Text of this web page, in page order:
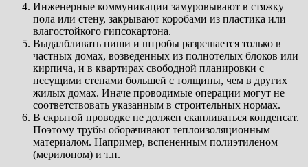
Инженерные коммуникации замуровывают в стяжку
пола или стену, закрывают коробами из пластика или
влагостойкого гипсокартона.
Выдалбливать ниши и штробы разрешается только в
частных домах, возведенных из полнотелых блоков или
кирпича, и в квартирах свободной планировки с
несущими стенами большей с толщины, чем в других
жилых домах. Иначе проводимые операции могут не
соответствовать указанным в строительных нормах.
В скрытой проводке не должен скапливаться конденсат.
Поэтому трубы оборачивают теплоизоляционным
материалом. Например, вспененным полиэтиленом
(мерилоном) и т.п.